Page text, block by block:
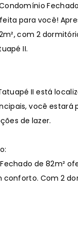
para você!
com 2
II.
II está
você
de lazer.
de 82m²
Com 2